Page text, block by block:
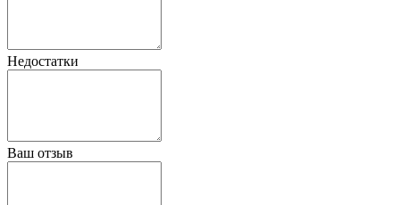
Недостатки
Ваш отзыв